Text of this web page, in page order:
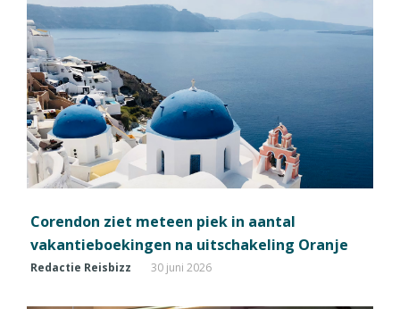
Corendon ziet meteen piek in aantal
vakantieboekingen na uitschakeling Oranje
Redactie Reisbizz 30 juni 2026